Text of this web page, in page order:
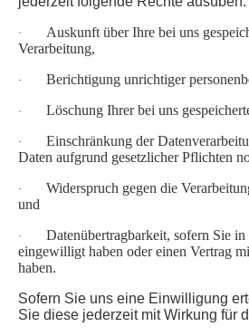
· Auskunft über Ihre bei uns
Verarbeitung,
· Berichtigung unrichtiger
· Löschung Ihrer bei uns
· Einschränkung der
Daten aufgrund gesetzlicher Pflichten
· Widerspruch gegen die
und
· Datenübertragbarkeit, sofern Sie
eingewilligt haben oder einen Vertrag
haben.
Sofern Sie uns eine Einwilligung
Sie diese jederzeit mit Wirkung für